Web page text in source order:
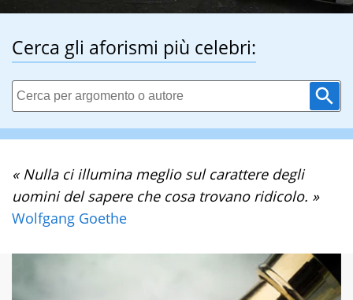
Cerca gli aforismi più celebri:
« Nulla ci illumina meglio sul carattere degli
uomini del sapere che cosa trovano ridicolo. »
Wolfgang Goethe